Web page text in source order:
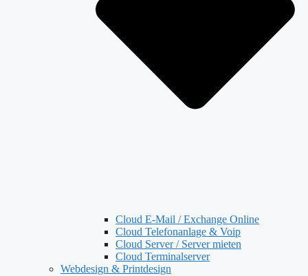
Cloud E-Mail / Exchange Online
Cloud Telefonanlage & Voip
Cloud Server / Server mieten
Cloud Terminalserver
Webdesign & Printdesign